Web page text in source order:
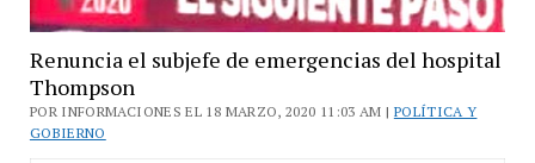
Renuncia el subjefe de emergencias del hospital
Thompson
POR INFORMACIONES EL 18 MARZO, 2020 11:03 AM | POLÍTICA Y
GOBIERNO